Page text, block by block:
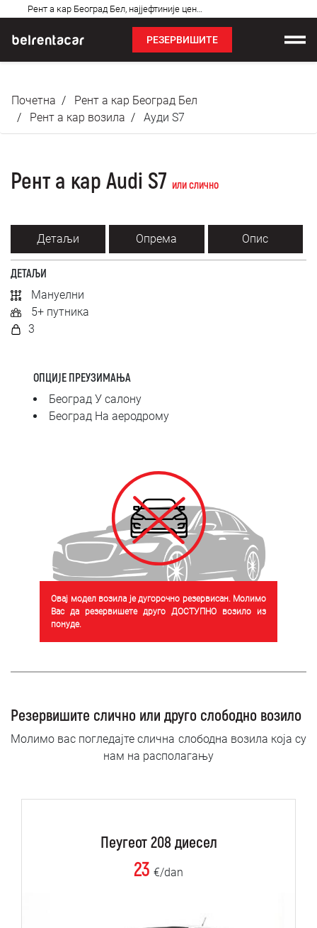
Рент а кар Београд Бел, најјефтиније цене: Бел!✓
питања
РЕЗЕРВИШИТЕ
Цене
О нама
Блог
Контакт
SRPSKI
ENGLISH
Почетна
Рент а кар Београд Бел
Рент а кар возила
Ауди S7
Рент а кар Audi S7 или слично
Детаљи Опрема Опис
ДЕТАЉИ
Мануелни
5+ путника
3
ОПЦИЈЕ ПРЕУЗИМАЊА
Београд У салону
Београд На аеродрому
Овај модел возила је дугорочно резервисан. Молимо
Вас да резервишете друго ДОСТУПНО возило из
понуде.
Резервишите слично или друго слободно возило
Молимо вас погледајте слична слободна возила која су
нам на располагању
Пеугеот 208 диесел
23 €/dan